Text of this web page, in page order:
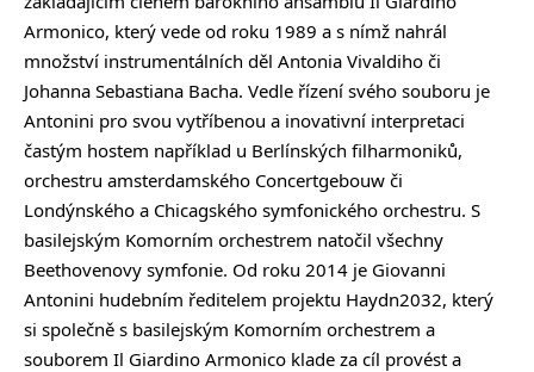
Armonico, který vede od roku 1989 a s nímž nahrál
množství instrumentálních děl Antonia Vivaldiho či
Johanna Sebastiana Bacha. Vedle řízení svého souboru je
Antonini pro svou vytříbenou a inovativní interpretaci
častým hostem například u Berlínských filharmoniků,
orchestru amsterdamského Concertgebouw či
Londýnského a Chicagského symfonického orchestru. S
basilejským Komorním orchestrem natočil všechny
Beethovenovy symfonie. Od roku 2014 je Giovanni
Antonini hudebním ředitelem projektu Haydn2032, který
si společně s basilejským Komorním orchestrem a
souborem Il Giardino Armonico klade za cíl provést a